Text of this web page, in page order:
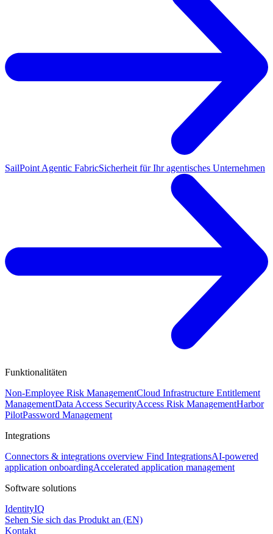
SailPoint Agentic FabricSicherheit für Ihr agentisches Unternehmen
Funktionalitäten
Non-Employee Risk ManagementCloud Infrastructure Entitlement
ManagementData Access SecurityAccess Risk ManagementHarbor
PilotPassword Management
Integrations
Connectors & integrations overview Find IntegrationsAI-powered
application onboardingAccelerated application management
Software solutions
IdentityIQ
Sehen Sie sich das Produkt an (EN)
Kontakt